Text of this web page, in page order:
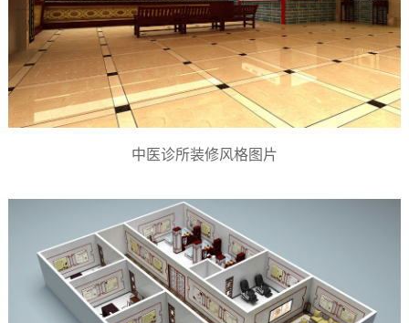
中医诊所装修风格图片